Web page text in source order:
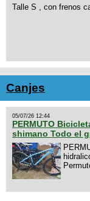
Talle S , con frenos
Canjes
05/07/26 12:44
PERMUTO
shimano Todo el